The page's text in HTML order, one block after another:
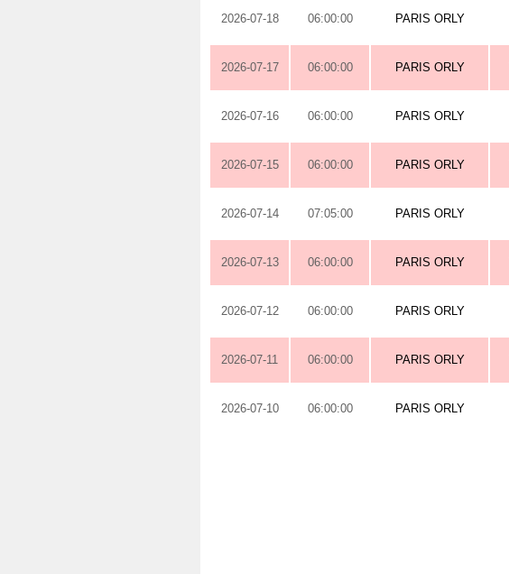
2026-07-18 06:00:00 PARIS ORLY
2026-07-17 06:00:00 PARIS ORLY
2026-07-16 06:00:00 PARIS ORLY
2026-07-15 06:00:00 PARIS ORLY
2026-07-14 07:05:00 PARIS ORLY
2026-07-13 06:00:00 PARIS ORLY
2026-07-12 06:00:00 PARIS ORLY
2026-07-11 06:00:00 PARIS ORLY
2026-07-10 06:00:00 PARIS ORLY